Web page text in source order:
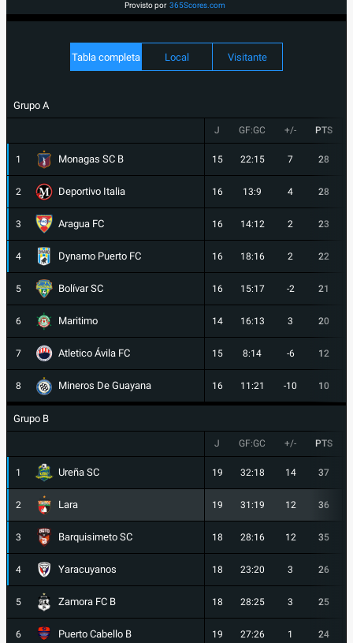
Provisto por 365Scores.com
Tabla completa Local Visitante
Grupo A
J GF:GC +/- PTS
1 Monagas SC B 15 22:15 7 28
2 Deportivo Italia 16 13:9 4 28
3 Aragua FC 16 14:12 2 23
4 Dynamo Puerto FC 16 18:16 2 22
5 Bolívar SC 16 15:17 -2 21
6 Maritimo 14 16:13 3 20
7 Atletico Ávila FC 15 8:14 -6 12
8 Mineros De Guayana 16 11:21 -10 10
Grupo B
J GF:GC +/- PTS
1 Ureña SC 19 32:18 14 37
2 Lara 19 31:19 12 36
3 Barquisimeto SC 18 28:16 12 35
4 Yaracuyanos 18 23:20 3 26
5 Zamora FC B 18 28:25 3 25
6 Puerto Cabello B 19 27:26 1 24